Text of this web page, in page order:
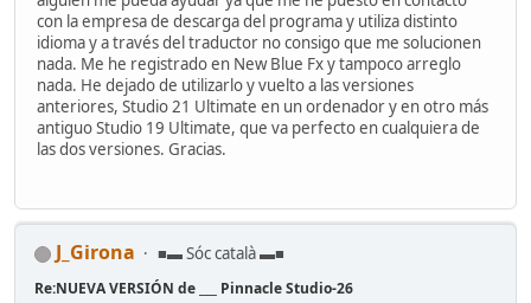
con la empresa de descarga del programa y utiliza distinto
idioma y a través del traductor no consigo que me solucionen
nada. Me he registrado en New Blue Fx y tampoco arreglo
nada. He dejado de utilizarlo y vuelto a las versiones
anteriores, Studio 21 Ultimate en un ordenador y en otro más
antiguo Studio 19 Ultimate, que va perfecto en cualquiera de
las dos versiones. Gracias.
J_Girona ■▬ Sóc català ▬■
Re:NUEVA VERSIÓN de ___ Pinnacle Studio-26